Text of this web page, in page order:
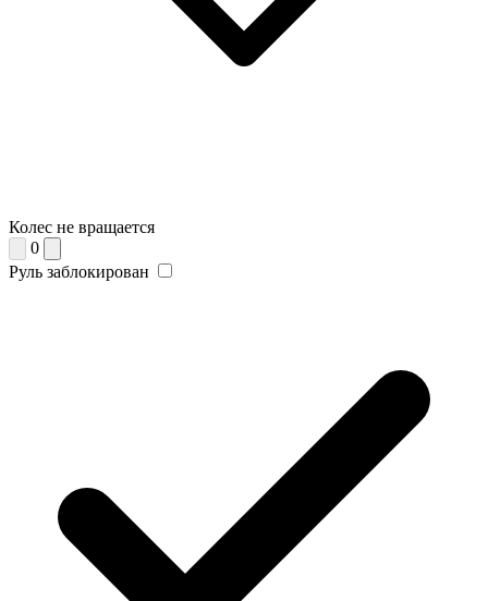
Колес не вращается
0
Руль заблокирован